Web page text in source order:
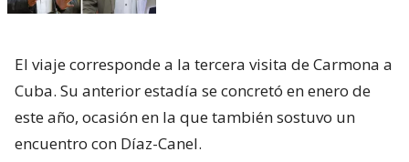
El viaje corresponde a la tercera visita de Carmona a
Cuba. Su anterior estadía se concretó en enero de
este año, ocasión en la que también sostuvo un
encuentro con Díaz-Canel.